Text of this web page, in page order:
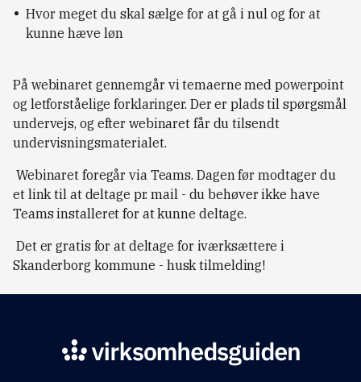
Hvor meget du skal sælge for at gå i nul og for at
kunne hæve løn
På webinaret gennemgår vi temaerne med powerpoint
og letforståelige forklaringer. Der er plads til spørgsmål
undervejs, og efter webinaret får du tilsendt
undervisningsmaterialet.
Webinaret foregår via Teams. Dagen før modtager du
et link til at deltage pr. mail - du behøver ikke have
Teams installeret for at kunne deltage.
Det er gratis for at deltage for iværksættere i
Skanderborg kommune - husk tilmelding!